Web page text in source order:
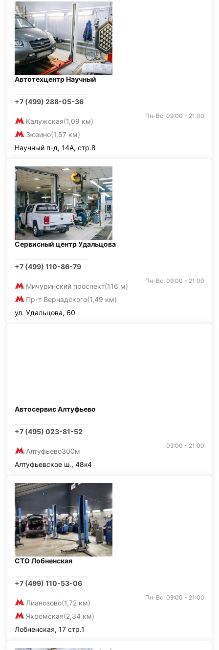
Автотехцентр Научный
+7 (499) 288-05-36
Калужская(1,09 км)
Зюзино(1,57 км)
Пн-Вс: 09:00 - 21:00
Научный п-д, 14А, стр.8
Сервисный центр Удальцова
+7 (499) 110-86-79
Мичуринский проспект(116 м)
Пр-т Вернадского(1,49 км)
Пн-Вс: 09:00 - 21:00
ул. Удальцова, 60
Автосервис Алтуфьево
+7 (495) 023-81-52
Алтуфьево300м
09:00 - 21:00
Алтуфьевское ш., 48к4
СТО Лобненская
+7 (499) 110-53-06
Лианозово(1,72 км)
Яхромская(2,34 км)
Пн-Вс: 09:00 - 21:00
Лобненская, 17 стр.1